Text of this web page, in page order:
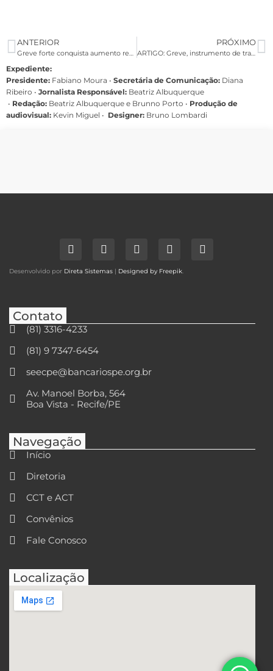
ANTERIOR
Greve forte conquista aumento real, valorização do piso e PLR maior
PRÓXIMO
ARTIGO: Greve, instrumento de transformação social
Expediente:
Presidente: Fabiano Moura • Secretária de Comunicação: Diana
Ribeiro • Jornalista Responsável: Beatriz Albuquerque
• Redação: Beatriz Albuquerque e Brunno Porto • Produção de
audiovisual: Kevin Miguel • Designer: Bruno Lombardi
Desenvolvido por Direta Sistemas | Designed by Freepik.
Contato
(81) 3316-4233
(81) 9 7347-6454
seecpe@bancariospe.org.br
Av. Manoel Borba, 564
Boa Vista - Recife/PE
Navegação
Início
Diretoria
CCT e ACT
Convênios
Fale Conosco
Localização